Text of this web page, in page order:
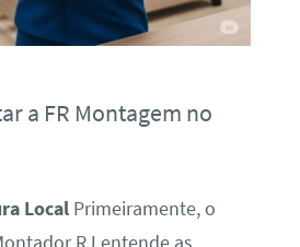
a FR Montagem no
Local Primeiramente, o